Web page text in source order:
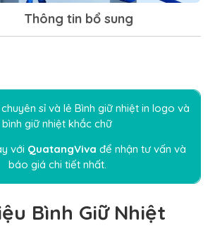
Thông tin bổ sung
chuyên sỉ và lẻ Bình giữ nhiệt in logo và
bình giữ nhiệt khắc chữ
với QuatangViva để nhận tư vấn và
báo giá chi tiết nhất.
Bình Giữ Nhiệt